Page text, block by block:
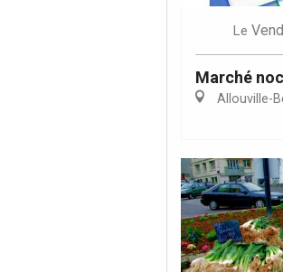
Le
Marché
Allouville-